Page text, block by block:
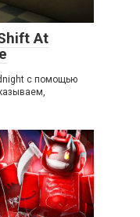
At
с помощью